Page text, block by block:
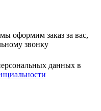
оформим заказ за вас,
звонку
данных в